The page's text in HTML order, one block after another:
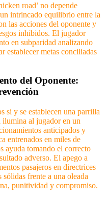
road’ no depende
intrincado equilibrio entre la
las acciones del oponente y
inhibidos. El jugador
en subparidad analizando
establecer metas conciliadas
del Oponente:
si y se establecen una parrilla
al jugador en un
anticipados y
entrenados en miles de
ayuda tomando el correcto
adverso. El apego a
pasajeros en directrices
frente a una oleada
punitividad y compromiso.